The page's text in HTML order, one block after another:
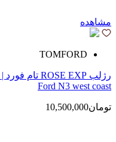
مشاهده
TOMFORD
Ford N3 west coast
تومان10,500,000